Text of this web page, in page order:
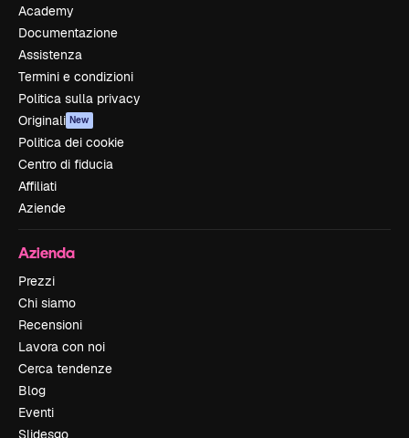
Academy
Documentazione
Assistenza
Termini e condizioni
Politica sulla privacy
Originali New
Politica dei cookie
Centro di fiducia
Affiliati
Aziende
Azienda
Prezzi
Chi siamo
Recensioni
Lavora con noi
Cerca tendenze
Blog
Eventi
Slidesgo